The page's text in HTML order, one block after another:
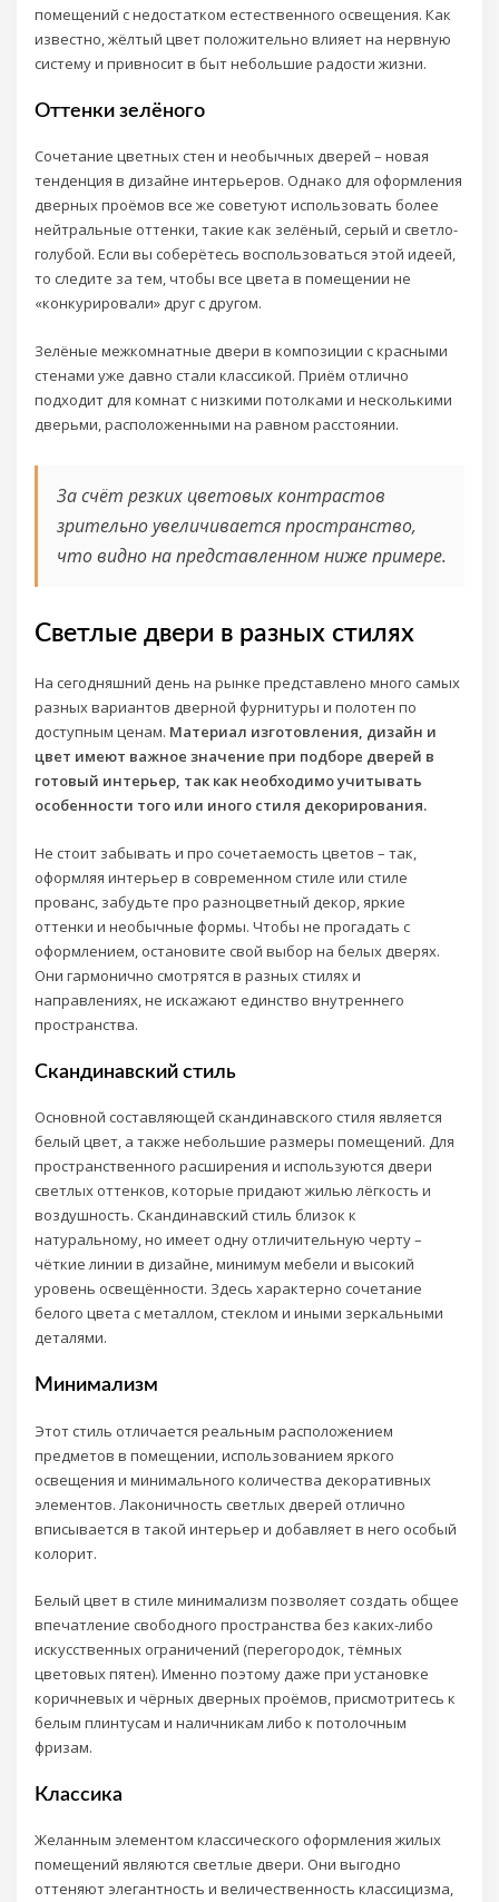
помещений с недостатком естественного освещения. Как
известно, жёлтый цвет положительно влияет на нервную
систему и привносит в быт небольшие радости жизни.
Оттенки зелёного
Сочетание цветных стен и необычных дверей – новая
тенденция в дизайне интерьеров. Однако для оформления
дверных проёмов все же советуют использовать более
нейтральные оттенки, такие как зелёный, серый и светло-
голубой. Если вы соберётесь воспользоваться этой идеей,
то следите за тем, чтобы все цвета в помещении не
«конкурировали» друг с другом.
Зелёные межкомнатные двери в композиции с красными
стенами уже давно стали классикой. Приём отлично
подходит для комнат с низкими потолками и несколькими
дверьми, расположенными на равном расстоянии.
За счёт резких цветовых контрастов
зрительно увеличивается пространство,
что видно на представленном ниже примере.
Светлые двери в разных стилях
На сегодняшний день на рынке представлено много самых
разных вариантов дверной фурнитуры и полотен по
доступным ценам. Материал изготовления, дизайн и
цвет имеют важное значение при подборе дверей в
готовый интерьер, так как необходимо учитывать
особенности того или иного стиля декорирования.
Не стоит забывать и про сочетаемость цветов – так,
оформляя интерьер в современном стиле или стиле
прованс, забудьте про разноцветный декор, яркие
оттенки и необычные формы. Чтобы не прогадать с
оформлением, остановите свой выбор на белых дверях.
Они гармонично смотрятся в разных стилях и
направлениях, не искажают единство внутреннего
пространства.
Скандинавский стиль
Основной составляющей скандинавского стиля является
белый цвет, а также небольшие размеры помещений. Для
пространственного расширения и используются двери
светлых оттенков, которые придают жилью лёгкость и
воздушность. Скандинавский стиль близок к
натуральному, но имеет одну отличительную черту –
чёткие линии в дизайне, минимум мебели и высокий
уровень освещённости. Здесь характерно сочетание
белого цвета с металлом, стеклом и иными зеркальными
деталями.
Минимализм
Этот стиль отличается реальным расположением
предметов в помещении, использованием яркого
освещения и минимального количества декоративных
элементов. Лаконичность светлых дверей отлично
вписывается в такой интерьер и добавляет в него особый
колорит.
Белый цвет в стиле минимализм позволяет создать общее
впечатление свободного пространства без каких-либо
искусственных ограничений (перегородок, тёмных
цветовых пятен). Именно поэтому даже при установке
коричневых и чёрных дверных проёмов, присмотритесь к
белым плинтусам и наличникам либо к потолочным
фризам.
Классика
Желанным элементом классического оформления жилых
помещений являются светлые двери. Они выгодно
оттеняют элегантность и величественность классицизма,